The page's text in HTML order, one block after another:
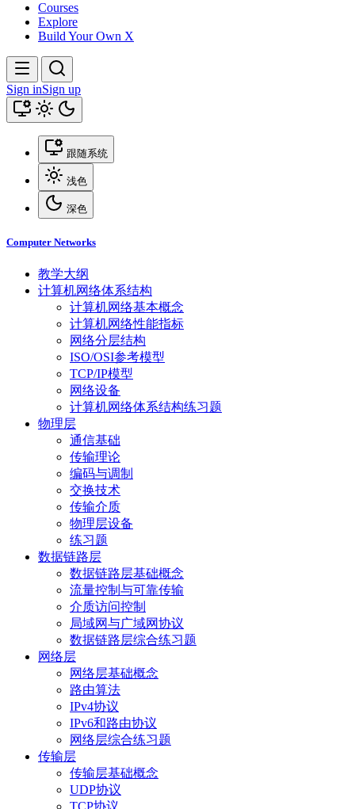
Courses
Explore
Build Your Own X
Sign inSign up
跟随系统
浅色
深色
Computer Networks
教学大纲
计算机网络体系结构
计算机网络基本概念
计算机网络性能指标
网络分层结构
ISO/OSI参考模型
TCP/IP模型
网络设备
计算机网络体系结构练习题
物理层
通信基础
传输理论
编码与调制
交换技术
传输介质
物理层设备
练习题
数据链路层
数据链路层基础概念
流量控制与可靠传输
介质访问控制
局域网与广域网协议
数据链路层综合练习题
网络层
网络层基础概念
路由算法
IPv4协议
IPv6和路由协议
网络层综合练习题
传输层
传输层基础概念
UDP协议